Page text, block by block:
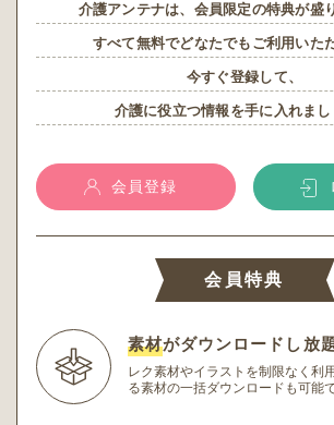
介護アンテナは、会員限定の特典が盛
すべて無料でどなたでもご利用いた
今すぐ登録して、
介護に役立つ情報を手に入れまし
会員登録
会員特典
素材がダウンロードし放
レク素材やイラストを制限なく利
る素材の一括ダウンロードも可能で